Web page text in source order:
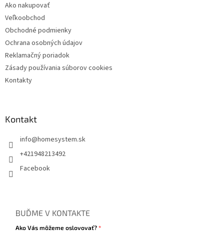
Ako nakupovať
Veľkoobchod
Obchodné podmienky
Ochrana osobných údajov
Reklamačný poriadok
Zásady používania súborov cookies
Kontakty
Kontakt
info@homesystem.sk
+421948213492
Facebook
BUĎME V KONTAKTE
Ako Vás môžeme oslovovať?